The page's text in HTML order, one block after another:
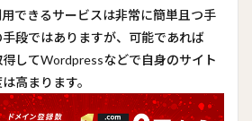
できるサービスは非常に簡単且つ手
段ではありますが、可能であれば
得してWordpressなどで自身のサイト
高まります。